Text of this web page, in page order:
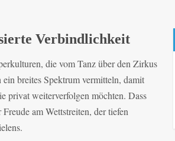
Verbindlichkeit
die vom Tanz über den Zirkus
breites Spektrum vermitteln, damit
privat weiterverfolgen möchten. Dass
am Wettstreiten, der tiefen